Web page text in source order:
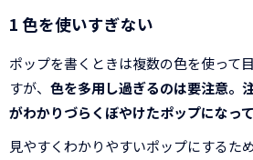
1 色を使いすぎない
ポップを書くときは複数の色を使って
すが、 色を多用し過ぎるのは要注意。
がわかりづらくぼやけたポップになっ
見やすくわかりやすいポップにするた